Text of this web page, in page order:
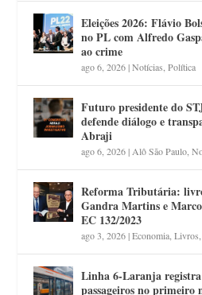
Eleições 2026: Flávio
no PL com Alfredo
ao crime
ago 6, 2026|Notícias ,Política
Futuro presidente do
defende diálogo e
Abraji
ago 6, 2026| Alô São Paulo ,
Reforma Tributária:
Gandra Martins e
EC 132/2023
ago 3, 2026|Economia ,Livros
Linha 6-Laranja
passageiros no primeiro